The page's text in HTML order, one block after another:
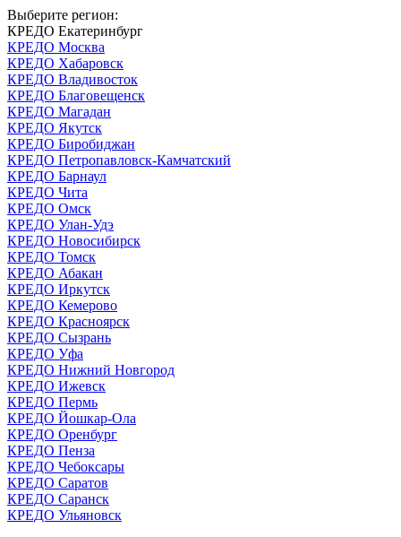
Выберите регион:
КРЕДО Екатеринбург
КРЕДО Москва
КРЕДО Хабаровск
КРЕДО Владивосток
КРЕДО Благовещенск
КРЕДО Магадан
КРЕДО Якутск
КРЕДО Биробиджан
КРЕДО Петропавловск-Камчатский
КРЕДО Барнаул
КРЕДО Чита
КРЕДО Омск
КРЕДО Улан-Удэ
КРЕДО Новосибирск
КРЕДО Томск
КРЕДО Абакан
КРЕДО Иркутск
КРЕДО Кемерово
КРЕДО Красноярск
КРЕДО Сызрань
КРЕДО Уфа
КРЕДО Нижний Новгород
КРЕДО Ижевск
КРЕДО Пермь
КРЕДО Йошкар-Ола
КРЕДО Оренбург
КРЕДО Пенза
КРЕДО Чебоксары
КРЕДО Саратов
КРЕДО Саранск
КРЕДО Ульяновск